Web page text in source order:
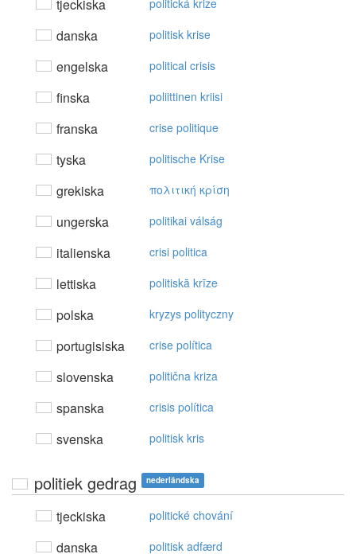
tjeckiska politická krize
danska politisk krise
engelska political crisis
finska poliittinen kriisi
franska crise politique
tyska politische Krise
grekiska πoλιτική κρίση
ungerska politikai válság
italienska crisi politica
lettiska politiskā krīze
polska kryzys polityczny
portugisiska crise política
slovenska politična kriza
spanska crisis política
svenska politisk kris
politiek gedrag nederländska
tjeckiska politické chování
danska politisk adfærd